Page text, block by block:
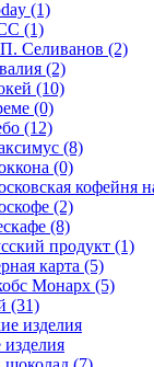
(1)
(1)
Селиванов (2)
(2)
(10)
(0)
(12)
(8)
(0)
кофейня
(2)
(8)
продукт (1)
карта (5)
Монарх (5)
(31)